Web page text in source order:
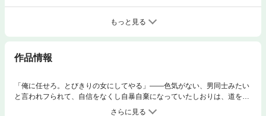
もっと見る
作品情報
「俺に任せろ。とびきりの女にしてやる」――色気がない、男同士みたい
と言われフられて、自信をなくし自暴自棄になっていたしおりは、道を間
違えたことでホストの鏡也と出会う。鏡也に「枕はしないんだ」と言われ